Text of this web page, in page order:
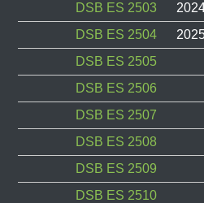
DSB ES 2503
DSB ES 2504
DSB ES 2505
DSB ES 2506
DSB ES 2507
DSB ES 2508
DSB ES 2509
DSB ES 2510